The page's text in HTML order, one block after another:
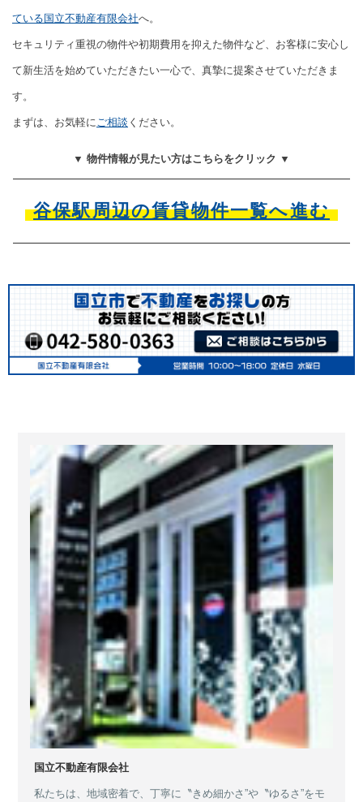
ている国立不動産有限会社へ。
セキュリティ重視の物件や初期費用を抑えた物件など、お客様に安心し
て新生活を始めていただきたい一心で、真摯に提案させていただきま
す。
まずは、お気軽にご相談 ください。
▼ 物件情報が見たい方はこちらをクリック ▼
谷保駅周辺の賃貸物件一覧へ進む
国立不動産有限会社
私たちは、地域密着で、丁寧に〝きめ細かさ”や〝ゆるさ”をモ